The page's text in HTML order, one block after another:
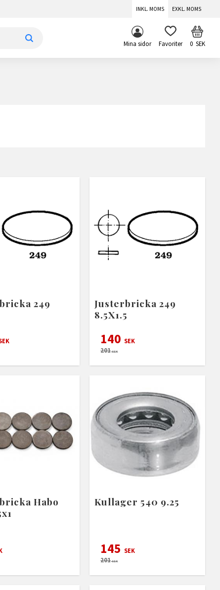
INKL. MOMS EXKL. MOMS
Mina sidor FAVORITER 0SEK
249
Justerbricka 249
8.5X1.5
140 SEK
201SEK
Habo
Kullager 540 9.25
145 SEK
201SEK